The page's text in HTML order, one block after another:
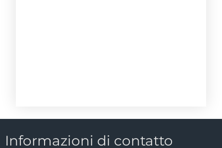
Informazioni di contatto